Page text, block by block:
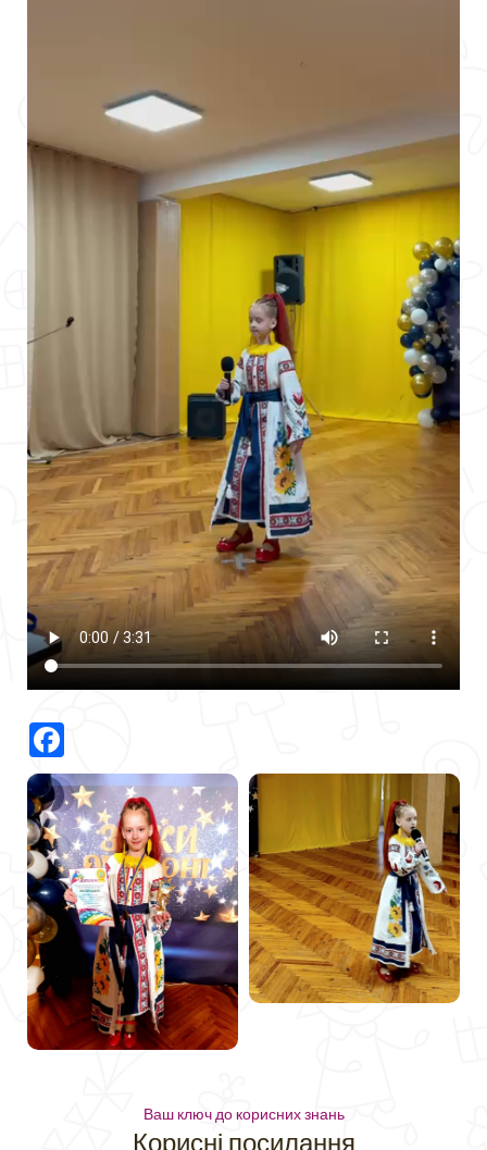
Ваш ключ до корисних знань
Корисні посилання